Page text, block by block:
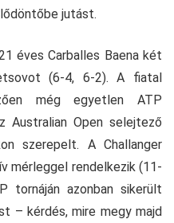
jutást.
éves Carballes Baena két
(6-4, 6-2). A fiatal
még egyetlen ATP
Australian Open selejtező
szerepelt. A Challanger
mérleggel rendelkezik (11-
tornáján azonban sikerült
– kérdés, mire megy majd